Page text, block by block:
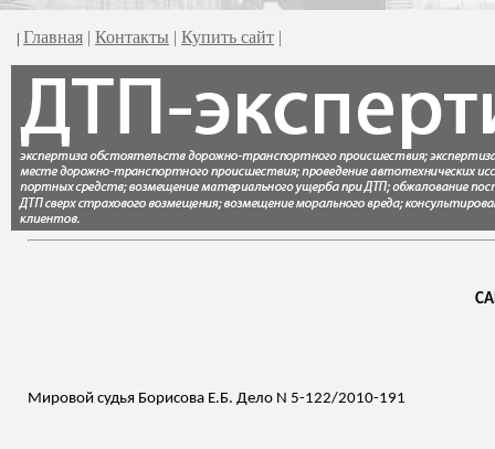
| Главная | Контакты | Купить сайт |
Мировой судья Борисова Е.Б. Дело N 5-122/2010-191